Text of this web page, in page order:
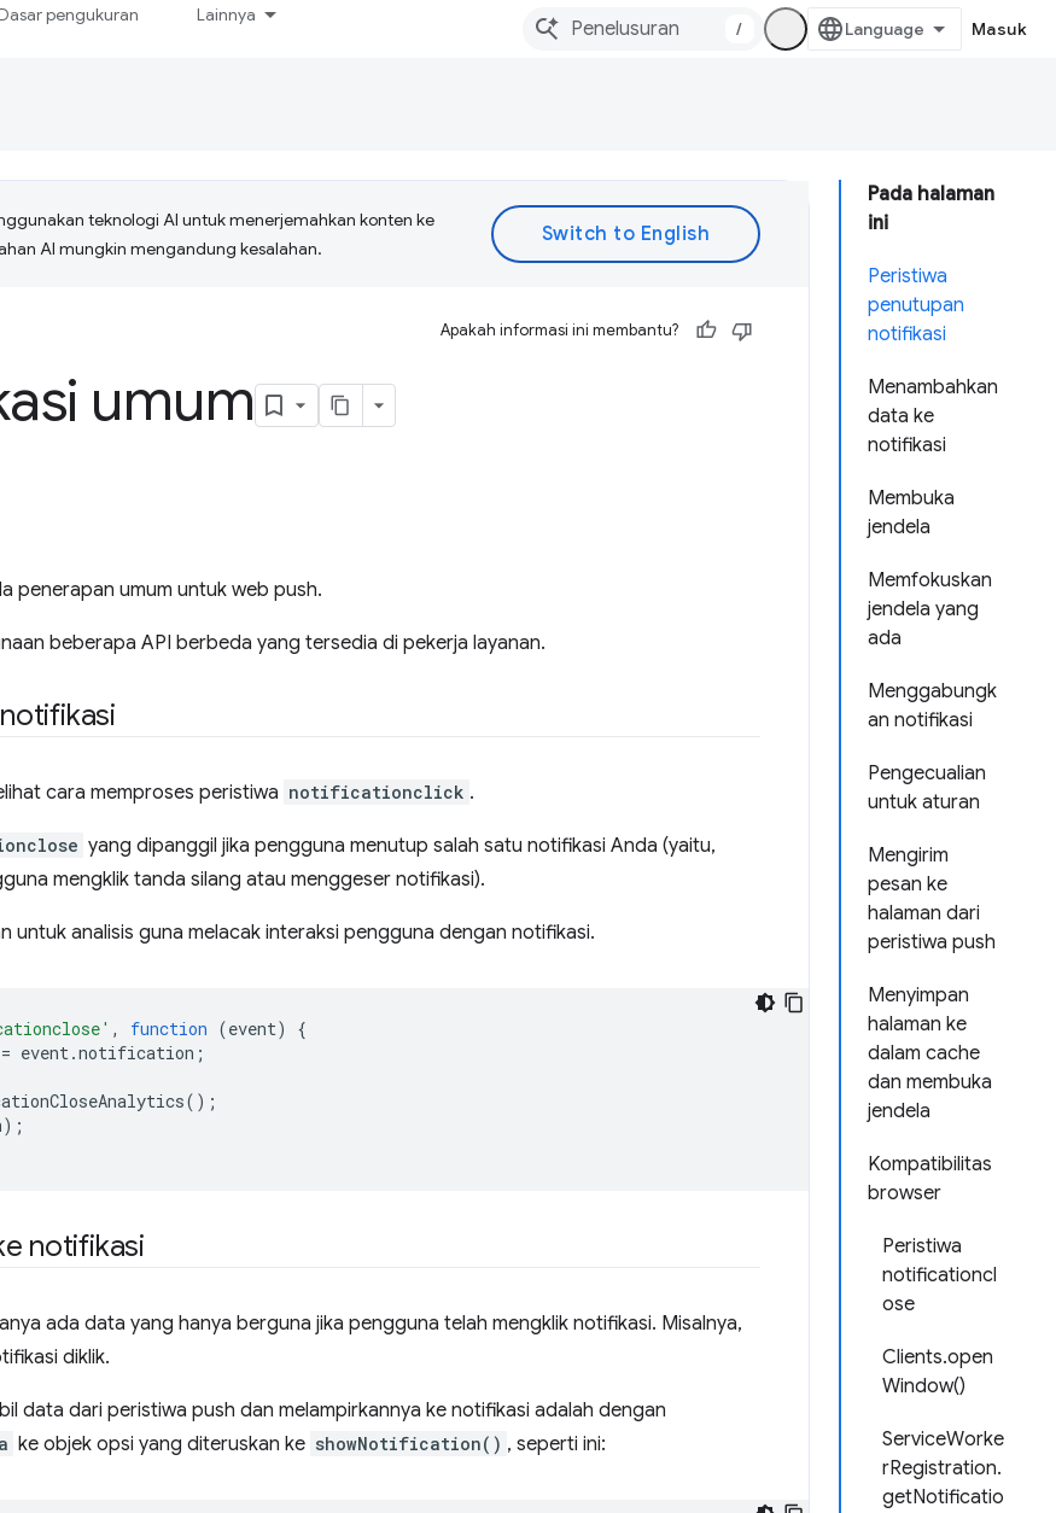
pengukuran Lainnya
/ Masuk
Pada halaman
ini
Peristiwa
penutupan
notifikasi
Menambahkan
data ke
notifikasi
Membuka
jendela
Memfokuskan
jendela yang
ada
Menggabungk
an notifikasi
Pengecualian
untuk aturan
Mengirim
pesan ke
halaman dari
peristiwa push
Menyimpan
halaman ke
dalam cache
dan membuka
jendela
Kompatibilitas
browser
Peristiwa
notificationcl
ose
Clients.open
Window()
ServiceWorke
rRegistration.
getNotificatio
teknologi AI untuk menerjemahkan konten ke
AI mungkin mengandung kesalahan.
Apakah informasi ini membantu?
umum
penerapan umum untuk web push.
beberapa API berbeda yang tersedia di pekerja layanan.
cara memproses peristiwa notificationclick .
yang dipanggil jika pengguna menutup salah satu notifikasi Anda (yaitu,
mengklik tanda silang atau menggeser notifikasi).
untuk analisis guna melacak interaksi pengguna dengan notifikasi.
, function (event)
{
= event.notification ;
();
);
notifikasi
ada data yang hanya berguna jika pengguna telah mengklik notifikasi. Misalnya,
diklik.
data dari peristiwa push dan melampirkannya ke notifikasi adalah dengan
ke objek opsi yang diteruskan ke showNotification() , seperti ini: